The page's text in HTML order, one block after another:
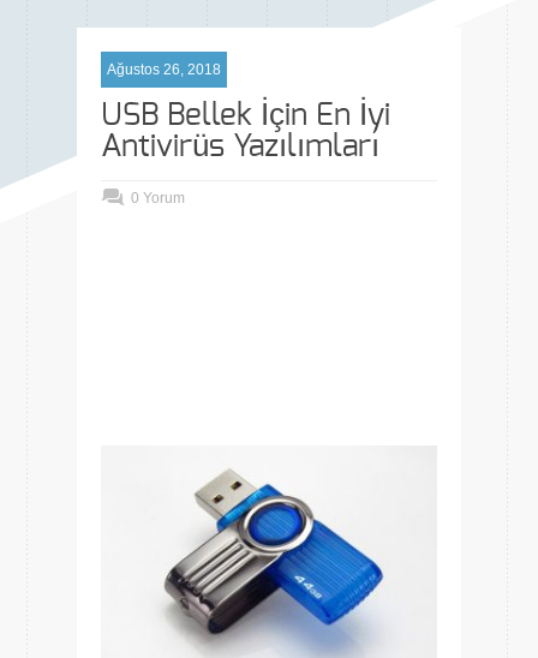
Ağustos 26, 2018
USB Bellek İçin En İyi
Antivirüs Yazılımları
0 Yorum